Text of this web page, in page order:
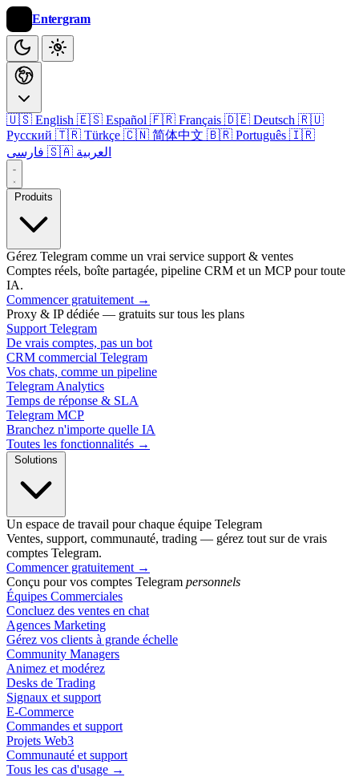
Entergram
🇺🇸 English 🇪🇸 Español 🇫🇷 Français 🇩🇪 Deutsch 🇷🇺
Русский 🇹🇷 Türkçe 🇨🇳 简体中文 🇧🇷 Português 🇮🇷
🇸🇦 العربية
Produits
Gérez Telegram comme un vrai service support & ventes
Comptes réels, boîte partagée, pipeline CRM et un MCP pour toute
IA.
Commencer gratuitement →
Proxy & IP dédiée — gratuits sur tous les plans
Support Telegram
De vrais comptes, pas un bot
CRM commercial Telegram
Vos chats, comme un pipeline
Telegram Analytics
Temps de réponse & SLA
Telegram MCP
Branchez n'importe quelle IA
Toutes les fonctionnalités →
Solutions
Un espace de travail pour chaque équipe Telegram
Ventes, support, communauté, trading — gérez tout sur de vrais
comptes Telegram.
Commencer gratuitement →
Conçu pour vos comptes Telegram personnels
Équipes Commerciales
Concluez des ventes en chat
Agences Marketing
Gérez vos clients à grande échelle
Community Managers
Animez et modérez
Desks de Trading
Signaux et support
E-Commerce
Commandes et support
Projets Web3
Communauté et support
Tous les cas d'usage →